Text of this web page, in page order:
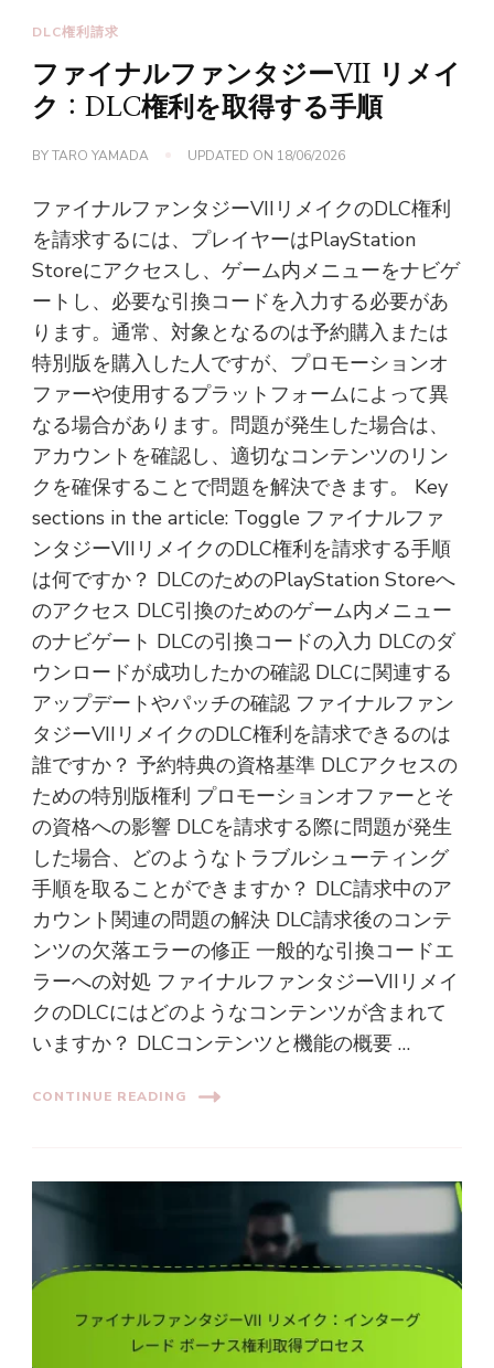
DLC権利請求
ファイナルファンタジーVII リメイ
ク：DLC権利を取得する手順
BYTARO YAMADA UPDATED ON 18/06/2026
ファイナルファンタジーVIIリメイクのDLC権利
を請求するには、プレイヤーはPlayStation
Storeにアクセスし、ゲーム内メニューをナビゲ
ートし、必要な引換コードを入力する必要があ
ります。通常、対象となるのは予約購入または
特別版を購入した人ですが、プロモーションオ
ファーや使用するプラットフォームによって異
なる場合があります。問題が発生した場合は、
アカウントを確認し、適切なコンテンツのリン
クを確保することで問題を解決できます。 Key
sections in the article: Toggle ファイナルファ
ンタジーVIIリメイクのDLC権利を請求する手順
は何ですか？ DLCのためのPlayStation Storeへ
のアクセス DLC引換のためのゲーム内メニュー
のナビゲート DLCの引換コードの入力 DLCのダ
ウンロードが成功したかの確認 DLCに関連する
アップデートやパッチの確認 ファイナルファン
タジーVIIリメイクのDLC権利を請求できるのは
誰ですか？ 予約特典の資格基準 DLCアクセスの
ための特別版権利 プロモーションオファーとそ
の資格への影響 DLCを請求する際に問題が発生
した場合、どのようなトラブルシューティング
手順を取ることができますか？ DLC請求中のア
カウント関連の問題の解決 DLC請求後のコンテ
ンツの欠落エラーの修正 一般的な引換コードエ
ラーへの対処 ファイナルファンタジーVIIリメイ
クのDLCにはどのようなコンテンツが含まれて
いますか？ DLCコンテンツと機能の概要 …
CONTINUE READING